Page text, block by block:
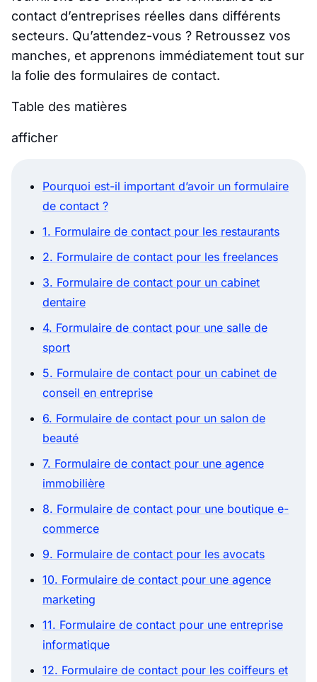
contact d’entreprises réelles dans différents
secteurs. Qu’attendez-vous ? Retroussez vos
manches, et apprenons immédiatement tout sur
la folie des formulaires de contact.
Table des matières
afficher
Pourquoi est-il important d’avoir un formulaire
de contact ?
1. Formulaire de contact pour les restaurants
2. Formulaire de contact pour les freelances
3. Formulaire de contact pour un cabinet
dentaire
4. Formulaire de contact pour une salle de
sport
5. Formulaire de contact pour un cabinet de
conseil en entreprise
6. Formulaire de contact pour un salon de
beauté
7. Formulaire de contact pour une agence
immobilière
8. Formulaire de contact pour une boutique e-
commerce
9. Formulaire de contact pour les avocats
10. Formulaire de contact pour une agence
marketing
11. Formulaire de contact pour une entreprise
informatique
12. Formulaire de contact pour les coiffeurs et